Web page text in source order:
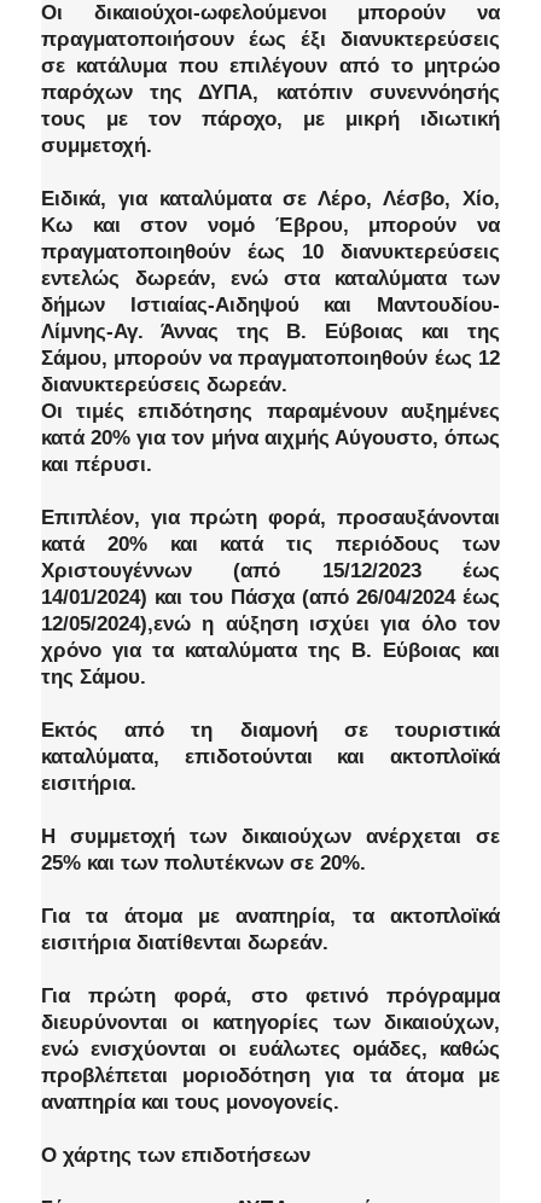
Οι δικαιούχοι-ωφελούμενοι μπορούν να
πραγματοποιήσουν έως έξι διανυκτερεύσεις
σε κατάλυμα που επιλέγουν από το μητρώο
παρόχων της ΔΥΠΑ, κατόπιν συνεννόησής
τους με τον πάροχο, με μικρή ιδιωτική
συμμετοχή.
Ειδικά, για καταλύματα σε Λέρο, Λέσβο, Χίο,
Κω και στον νομό Έβρου, μπορούν να
πραγματοποιηθούν έως 10 διανυκτερεύσεις
εντελώς δωρεάν, ενώ στα καταλύματα των
δήμων Ιστιαίας-Αιδηψού και Μαντουδίου-
Λίμνης-Αγ. Άννας της Β. Εύβοιας και της
Σάμου, μπορούν να πραγματοποιηθούν έως 12
διανυκτερεύσεις δωρεάν.
Οι τιμές επιδότησης παραμένουν αυξημένες
κατά 20% για τον μήνα αιχμής Αύγουστο, όπως
και πέρυσι.
Επιπλέον, για πρώτη φορά, προσαυξάνονται
κατά 20% και κατά τις περιόδους των
Χριστουγέννων (από 15/12/2023 έως
14/01/2024) και του Πάσχα (από 26/04/2024 έως
12/05/2024),ενώ η αύξηση ισχύει για όλο τον
χρόνο για τα καταλύματα της Β. Εύβοιας και
της Σάμου.
Εκτός από τη διαμονή σε τουριστικά
καταλύματα, επιδοτούνται και ακτοπλοϊκά
εισιτήρια.
Η συμμετοχή των δικαιούχων ανέρχεται σε
25% και των πολυτέκνων σε 20%.
Για τα άτομα με αναπηρία, τα ακτοπλοϊκά
εισιτήρια διατίθενται δωρεάν.
Για πρώτη φορά, στο φετινό πρόγραμμα
διευρύνονται οι κατηγορίες των δικαιούχων,
ενώ ενισχύονται οι ευάλωτες ομάδες, καθώς
προβλέπεται μοριοδότηση για τα άτομα με
αναπηρία και τους μονογονείς.
Ο χάρτης των επιδοτήσεων